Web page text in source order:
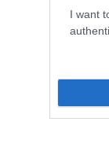
I want
ΔΥΠΑ:
αίτηση